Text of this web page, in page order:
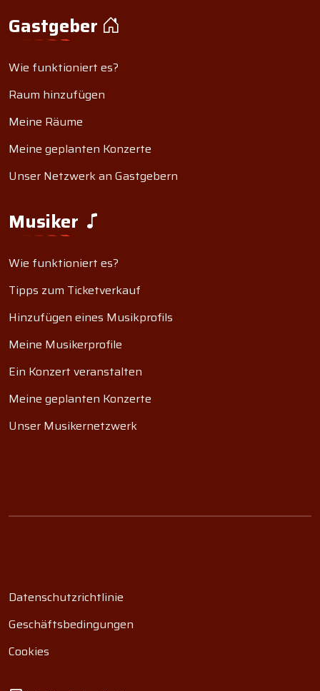
Gastgeber
Wie funktioniert es?
Raum hinzufügen
Meine Räume
Meine geplanten Konzerte
Unser Netzwerk an Gastgebern
Musiker
Wie funktioniert es?
Tipps zum Ticketverkauf
Hinzufügen eines Musikprofils
Meine Musikerprofile
Ein Konzert veranstalten
Meine geplanten Konzerte
Unser Musikernetzwerk
Datenschutzrichtlinie
Geschäftsbedingungen
Cookies